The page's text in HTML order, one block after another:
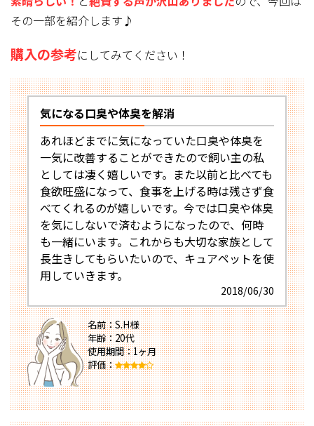
その一部を紹介します♪
購入の参考にしてみてください！
気になる口臭や体臭を解消
あれほどまでに気になっていた口臭や体臭を
一気に改善することができたので飼い主の私
としては凄く嬉しいです。また以前と比べても
食欲旺盛になって、食事を上げる時は残さず食
べてくれるのが嬉しいです。今では口臭や体臭
を気にしないで済むようになったので、何時
も一緒にいます。これからも大切な家族として
長生きしてもらいたいので、キュアペットを使
用していきます。
2018/06/30
名前：S.H様
年齢：20代
使用期間：1ヶ月
評価：